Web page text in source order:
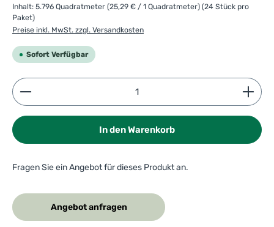
Inhalt: 5.796 Quadratmeter (25,29 € / 1 Quadratmeter) (24 Stück pro
Paket)
Preise inkl. MwSt. zzgl. Versandkosten
Sofort Verfügbar
Produkt Anzahl: Gib den gewünschten Wert ein
In den Warenkorb
Fragen Sie ein Angebot für dieses Produkt an.
Angebot anfragen